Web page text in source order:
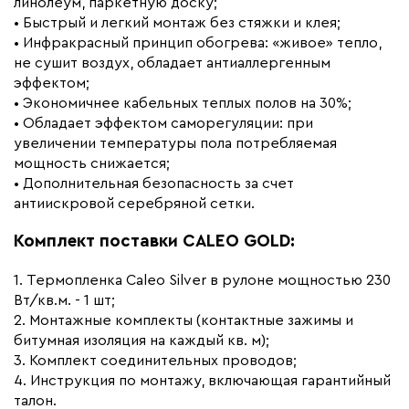
• Быстрый и легкий монтаж без стяжки и клея;
• Инфракрасный принцип обогрева: «живое» тепло,
не сушит воздух, обладает антиаллергенным
эффектом;
• Экономичнее кабельных теплых полов на 30%;
• Обладает эффектом саморегуляции: при
увеличении температуры пола потребляемая
мощность снижается;
• Дополнительная безопасность за счет
антиискровой серебряной сетки.
Комплект поставки CALEO GOLD:
1. Термопленка Caleo Silver в рулоне мощностью 230
Вт/кв.м. - 1 шт;
2. Монтажные комплекты (контактные зажимы и
битумная изоляция на каждый кв. м);
3. Комплект соединительных проводов;
4. Инструкция по монтажу, включающая гарантийный
талон.